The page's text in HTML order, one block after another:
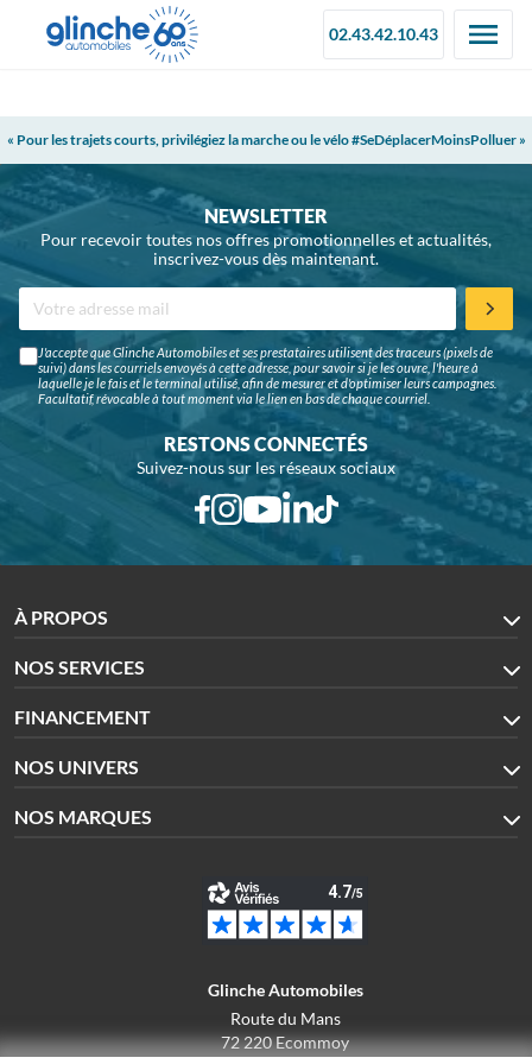
02.43.42.10.43
« Pour les trajets courts, privilégiez la marche ou le vélo #SeDéplacerMoinsPolluer »
NEWSLETTER
Pour recevoir toutes nos offres promotionnelles et actualités,
inscrivez-vous dès maintenant.
J'accepte que Glinche Automobiles et ses prestataires utilisent des traceurs (pixels de
suivi) dans les courriels envoyés à cette adresse, pour savoir si je les ouvre, l'heure à
laquelle je le fais et le terminal utilisé, afin de mesurer et d'optimiser leurs campagnes.
Facultatif, révocable à tout moment via le lien en bas de chaque courriel.
RESTONS CONNECTÉS
Suivez-nous sur les réseaux sociaux
À PROPOS
NOS SERVICES
FINANCEMENT
NOS UNIVERS
NOS MARQUES
Glinche Automobiles
Route du Mans
72 220 Ecommoy